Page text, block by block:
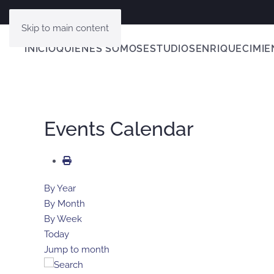
Skip to main content
INICIOQUIENES SOMOSESTUDIOS
Events Calendar
By Year
By Month
By Week
Today
Jump to month